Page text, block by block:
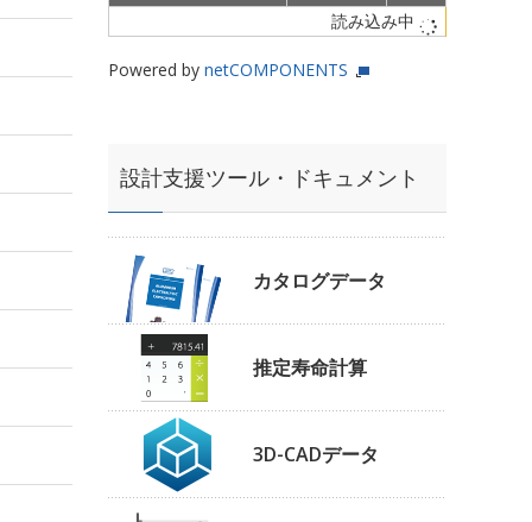
読み込み中
Powered by netCOMPONENTS
設計支援ツール・ドキュメント
カタログデータ
推定寿命計算
3D-CADデータ